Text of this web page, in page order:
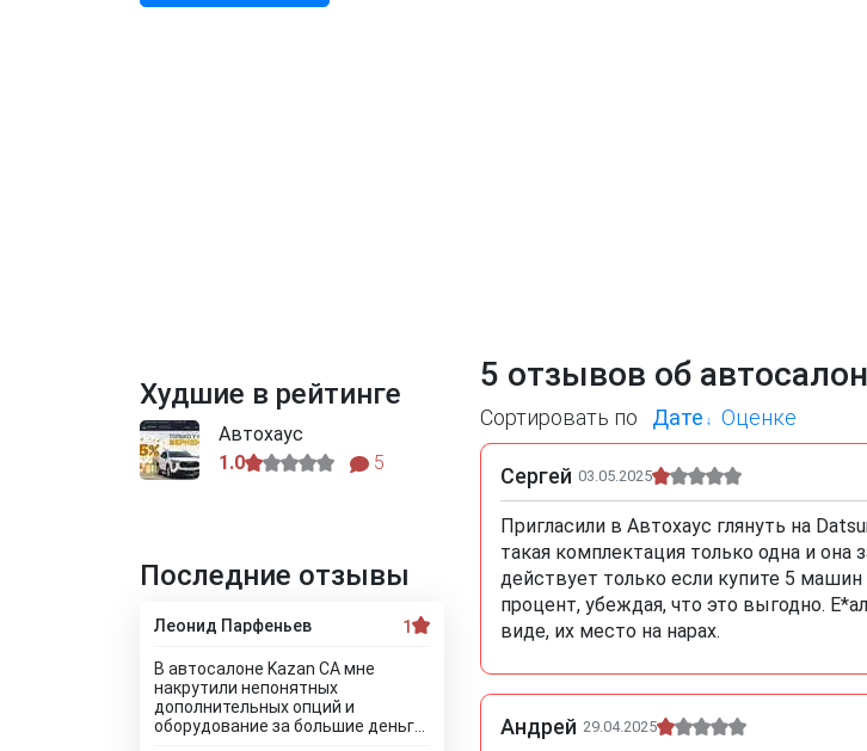
5 отзывов об
Сортировать по Дате Оценке
Сергей 03.05.2025
Пригласили в Автохаус глянуть на
такая комплектация только одна и она
действует только если купите 5
процент, убеждая, что это выгодно.
виде, их место на нарах.
Андрей 29.04.2025
Худшие в рейтинге
Автохаус
1.0
5
Последние отзывы
Леонид Парфеньев 1
В автосалоне Kazan CA мне
накрутили непонятных
дополнительных опций и
оборудование за большие деньги!